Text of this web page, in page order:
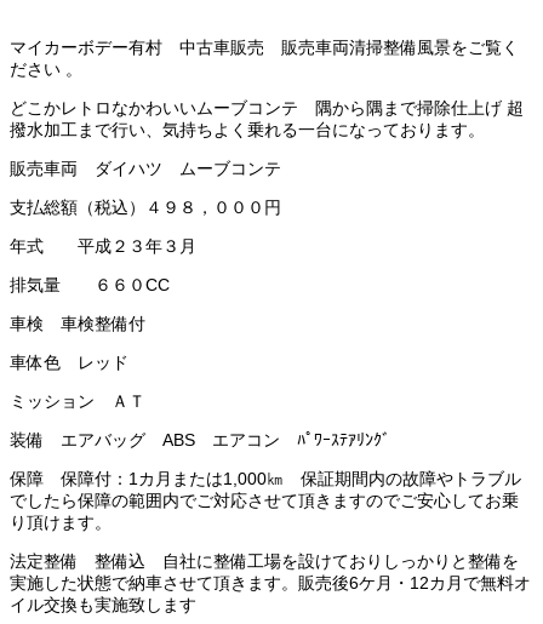
マイカーボデー有村 中古車販売 販売車両清掃整備風景をご覧く
ださい 。
どこかレトロなかわいいムーブコンテ 隅から隅まで掃除仕上げ 超
撥水加工まで行い、気持ちよく乗れる一台になっております。
販売車両 ダイハツ ムーブコンテ
支払総額（税込）４９８，０００円
年式 平成２３年３月
排気量 ６６０CC
車検 車検整備付
車体色 レッド
ミッション ＡＴ
装備 エアバッグ ABS エアコン ﾊﾟﾜｰｽﾃｱﾘﾝｸﾞ
保障 保障付：1カ月または1,000㎞ 保証期間内の故障やトラブル
でしたら保障の範囲内でご対応させて頂きますのでご安心してお乗
り頂けます。
法定整備 整備込 自社に整備工場を設けておりしっかりと整備を
実施した状態で納車させて頂きます。販売後6ケ月・12カ月で無料オ
イル交換も実施致します